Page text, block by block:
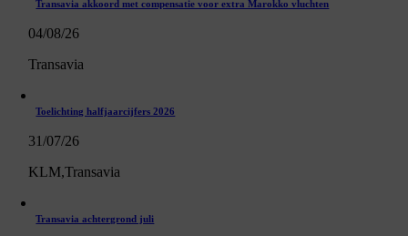
Transavia akkoord met compensatie voor extra Marokko vluchten
04/08/26
Transavia
Toelichting halfjaarcijfers 2026
31/07/26
KLM,Transavia
Transavia achtergrond juli